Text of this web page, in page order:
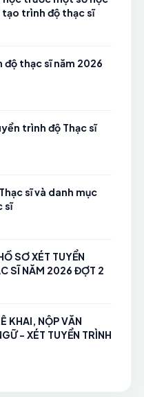
trình độ thạc sĩ
thạc sĩ năm 2026
trình độ Thạc sĩ
sĩ và danh mục
sĩ
SƠ XÉT TUYỂN
SĨ NĂM 2026 ĐỢT 2
KHAI, NỘP VĂN
- XÉT TUYỂN TRÌNH